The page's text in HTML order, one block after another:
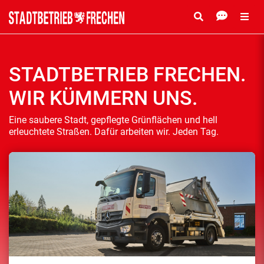
STADTBETRIEB FRECHEN.
WIR KÜMMERN UNS.
Eine saubere Stadt, gepflegte Grünflächen und hell
erleuchtete Straßen. Dafür arbeiten wir. Jeden Tag.